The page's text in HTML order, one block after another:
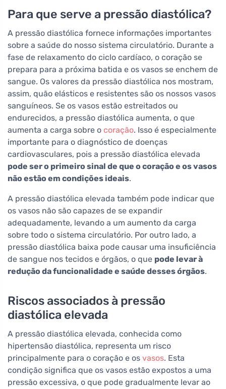
Para que serve a pressão diastólica?
A pressão diastólica fornece informações importantes
sobre a saúde do nosso sistema circulatório. Durante a
fase de relaxamento do ciclo cardíaco, o coração se
prepara para a próxima batida e os vasos se enchem de
sangue. Os valores da pressão diastólica nos mostram,
assim, quão elásticos e resistentes são os nossos vasos
sanguíneos. Se os vasos estão estreitados ou
endurecidos, a pressão diastólica aumenta, o que
aumenta a carga sobre o coração. Isso é especialmente
importante para o diagnóstico de doenças
cardiovasculares, pois a pressão diastólica elevada
pode ser o primeiro sinal de que o coração e os vasos
não estão em condições ideais.
A pressão diastólica elevada também pode indicar que
os vasos não são capazes de se expandir
adequadamente, levando a um aumento da carga
sobre todo o sistema circulatório. Por outro lado, a
pressão diastólica baixa pode causar uma insuficiência
de sangue nos tecidos e órgãos, o que pode levar à
redução da funcionalidade e saúde desses órgãos.
Riscos associados à pressão
diastólica elevada
A pressão diastólica elevada, conhecida como
hipertensão diastólica, representa um risco
principalmente para o coração e os vasos. Esta
condição significa que os vasos estão expostos a uma
pressão excessiva, o que pode gradualmente levar ao